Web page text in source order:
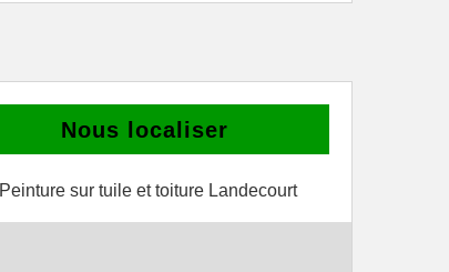
Nous localiser
Peinture sur tuile et toiture Landecourt